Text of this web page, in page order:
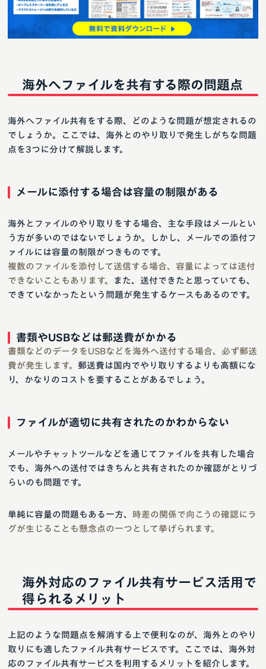
海外へファイルを共有する際の問題点
海外へファイル共有をする際、どのような問題が想定されるの
でしょうか。ここでは、海外とのやり取りで発生しがちな問題
点を3つに分けて解説します。
メールに添付する場合は容量の制限がある
海外とファイルのやり取りをする場合、主な手段はメールとい
う方が多いのではないでしょうか。しかし、メールでの添付フ
ァイルには容量の制限がつきものです。
複数のファイルを添付して送信する場合、容量によっては送付
できないこともあります。
また、送付できたと思っていても、
できていなかったという問題が発生するケースもあるのです。
書類やUSBなどは郵送費がかかる
書類などのデータをUSBなどを海外へ送付する場合、必ず郵送
費が発生します。 郵送費は国内でやり取りするよりも高額にな
り、かなりのコストを要することがあるでしょう。
ファイルが適切に共有されたのかわからない
メールやチャットツールなどを通じてファイルを共有した場合
でも、海外への送付ではきちんと共有されたのか確認がとりづ
らいのも問題です。
単純に容量の問題もある一方、
時差の関係で向こうの確認にラ
グが生じることも懸念点の一つとして挙げられます。
海外対応のファイル共有サービス活用で
得られるメリット
上記のような問題点を解消する上で便利なのが、海外とのやり
取りにも適したファイル共有サービスです。ここでは、海外対
応のファイル共有サービスを利用するメリットを紹介します。